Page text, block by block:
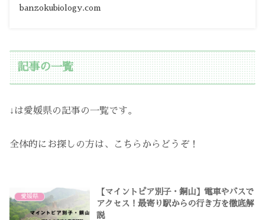
banzokubiology.com
記事の一覧
↓は愛媛県の記事の一覧です。
全体的にお探しの方は、こちらからどうぞ！
愛媛県
【マイントピア別子・銅山】電車やバスで
アクセス！最寄り駅からの行き方を徹底解
説